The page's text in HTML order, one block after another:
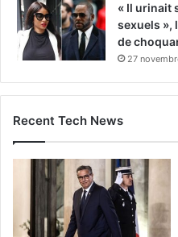
« Il urinait
sexuels »,
de
27
Recent Tech News